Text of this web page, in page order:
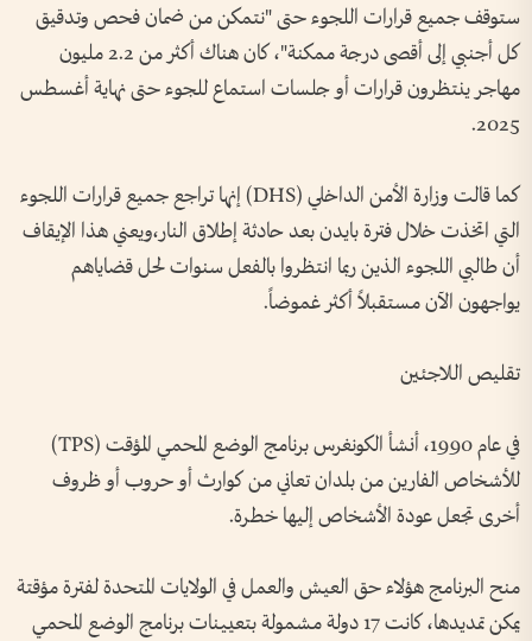
ستوقف جميع قرارات اللجوء حتى "نتمكن من ضمان فحص وتدقيق
كل أجنبي إلى أقصى درجة ممكنة"، كان هناك أكثر من 2.2 مليون
مهاجر ينتظرون قرارات أو جلسات استماع للجوء حتى نهاية أغسطس
2025.
كما قالت وزارة الأمن الداخلي (DHS) إنها تراجع جميع قرارات اللجوء
التي اتخذت خلال فترة بايدن بعد حادثة إطلاق النار،ويعني هذا الإيقاف
أن طالبي اللجوء الذين ربما انتظروا بالفعل سنوات لحل قضاياهم
يواجهون الآن مستقبلاً أكثر غموضاً.
تقليص اللاجئين
في عام 1990، أنشأ الكونغرس برنامج الوضع المحمي المؤقت (TPS)
للأشخاص الفارين من بلدان تعاني من كوارث أو حروب أو ظروف
أخرى تجعل عودة الأشخاص إليها خطرة.
منح البرنامج هؤلاء حق العيش والعمل في الولايات المتحدة لفترة مؤقتة
يمكن تمديدها، كانت 17 دولة مشمولة بتعيينات برنامج الوضع المحمي